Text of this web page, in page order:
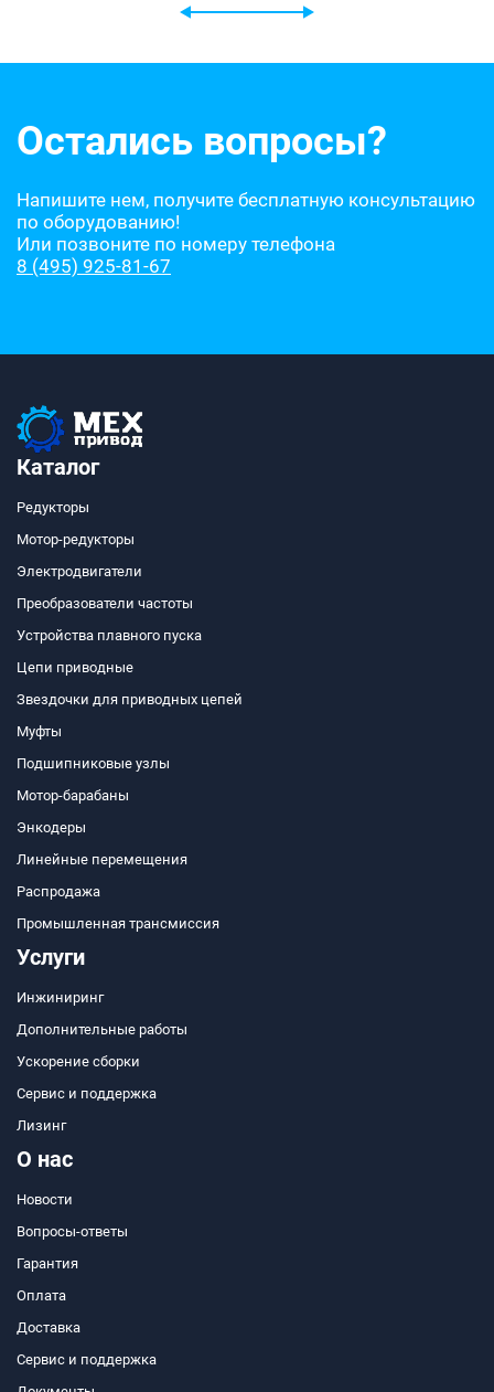
Остались вопросы?
Напишите нем, получите бесплатную консультацию
по оборудованию!
Или позвоните по номеру телефона
8 (495) 925-81-67
Каталог
Редукторы
Мотор-редукторы
Электродвигатели
Преобразователи частоты
Устройства плавного пуска
Цепи приводные
Звездочки для приводных цепей
Муфты
Подшипниковые узлы
Мотор-барабаны
Энкодеры
Линейные перемещения
Распродажа
Промышленная трансмиссия
Услуги
Инжиниринг
Дополнительные работы
Ускорение сборки
Сервис и поддержка
Лизинг
О нас
Новости
Вопросы-ответы
Гарантия
Оплата
Доставка
Сервис и поддержка